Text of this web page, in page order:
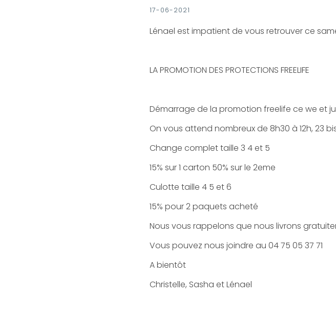
17-06-2021
Lénael est impatient de vous retrouver ce
LA PROMOTION DES PROTECTIONS FREELIFE
Démarrage de la promotion freelife ce we et
On vous attend nombreux de 8h30 à 12h, 23
Change complet taille 3 4 et 5
15% sur 1 carton 50% sur le 2eme
Culotte taille 4 5 et 6
15% pour 2 paquets acheté
Nous vous rappelons que nous livrons
Vous pouvez nous joindre au 04 75 05 37 71
A bientôt
Christelle, Sasha et Lénael